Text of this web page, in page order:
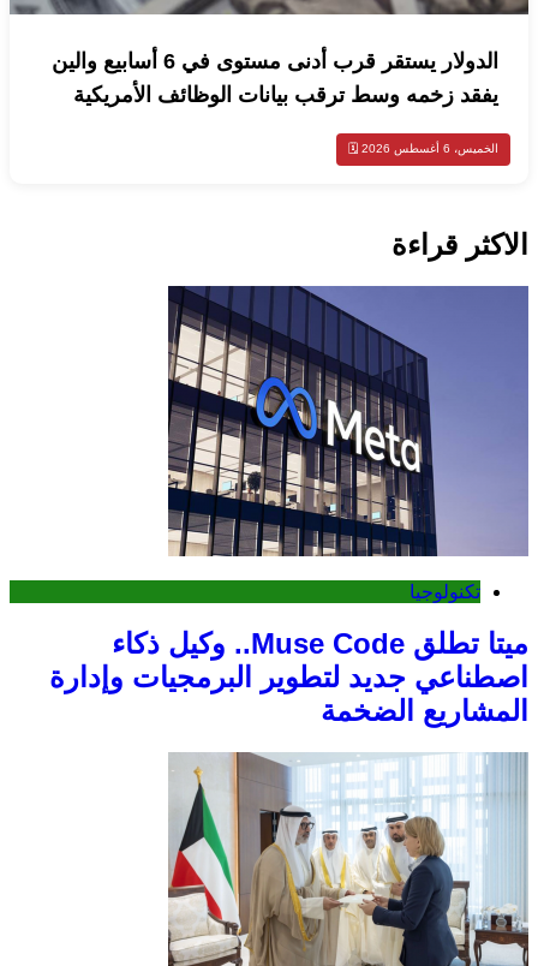
الدولار يستقر قرب أدنى مستوى في 6 أسابيع والين
يفقد زخمه وسط ترقب بيانات الوظائف الأمريكية
الخميس، 6 أغسطس 2026 🗓️
الاكثر قراءة
تكنولوجيا
ميتا تطلق Muse Code.. وكيل ذكاء
اصطناعي جديد لتطوير البرمجيات وإدارة
المشاريع الضخمة